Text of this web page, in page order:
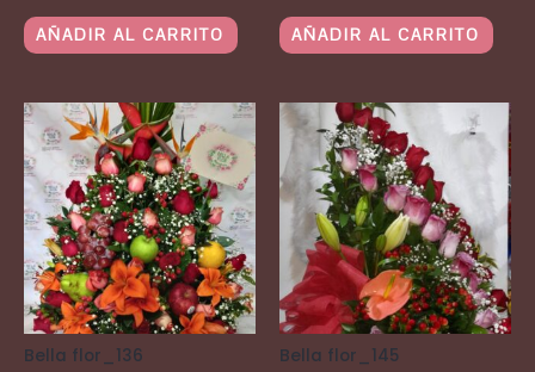
AÑADIR AL CARRITO AÑADIR AL CARRITO
Bella flor_136 Bella flor_145